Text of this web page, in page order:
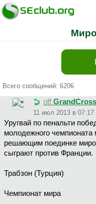
Всего сообщений: 6206
off GrandCross
11 июл 2013 в 07:17
Уругвай по пенальти
молодежного
решающим поединке
сыграют против Франции.
Трабзон (Турция)
Чемпионат мира